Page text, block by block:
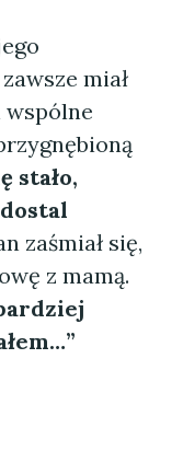
miał
wspólne
stało,
zaśmiał się,
z mamą.